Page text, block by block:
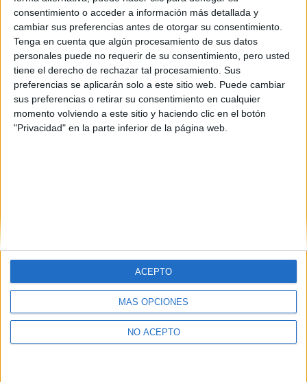
consentimiento o acceder a información más detallada y
cambiar sus preferencias antes de otorgar su consentimiento.
Tenga en cuenta que algún procesamiento de sus datos
personales puede no requerir de su consentimiento, pero usted
tiene el derecho de rechazar tal procesamiento. Sus
preferencias se aplicarán solo a este sitio web. Puede cambiar
sus preferencias o retirar su consentimiento en cualquier
momento volviendo a este sitio y haciendo clic en el botón
"Privacidad" en la parte inferior de la página web.
MÁS OPCIONES
NO ACEPTO
ACEPTO
Quiénes somos|Contactar|Anúnciate
Aviso legal
Politica de privacidad |Condiciones generales
Política
de cookies
Compás Mediterráneo S.L.